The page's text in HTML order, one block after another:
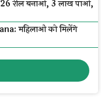
बनाओ, ₹3 लाख पाओ,
महिलाओं को मिलेंगे